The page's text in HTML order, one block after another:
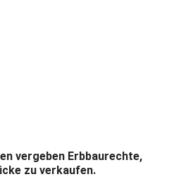
vergeben Erbbaurechte,
zu verkaufen.